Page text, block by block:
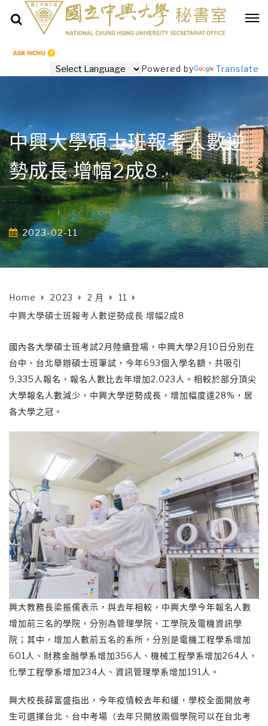
Powered by Translate
中興大學碩士班報考人數逆
勢成長 增幅2成8
2023-02-11
Home 2023 2 月
11
中興大學碩士班報考人數逆勢成長 增幅2成8
國內各大學碩士班考試2月陸續登場，中興大學2月10日分別在
台中、台北舉辦碩士班筆試，今年693個入學名額，共吸引
9,335人報名，報名人數比去年增加2,023人。相較於部分頂尖
大學報名人數減少，中興大學逆勢成長，增加幅度達28%，居
各大學之冠。
興大教務長梁振儒表示，與去年相較，中興大學今年報名人數
增加前三名的學院，分別為管理學院、工學院及電機資訊學
院；其中，增加人數前五名的系所，分別是電機工程學系增加
601人、財務金融學系增加356人、機械工程學系增加264人，
化學工程學系增加234人、資訊管理學系增加191人。
興大校長薛富盛指出，今年疫情較去年和緩，學校全面開放考
生可選擇台北、台中考場（去年只開放兩個學院可以在台北考